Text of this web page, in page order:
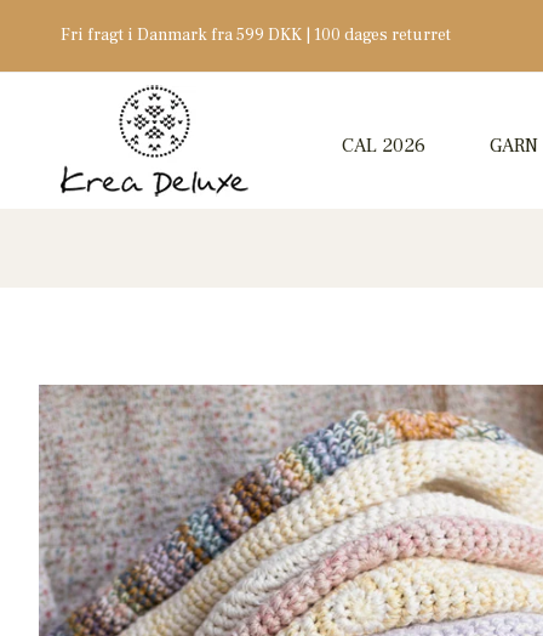
Fri fragt i Danmark fra 599 DKK | 100 dages returret
CAL 2026 GARN